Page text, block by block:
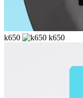
k650 k650